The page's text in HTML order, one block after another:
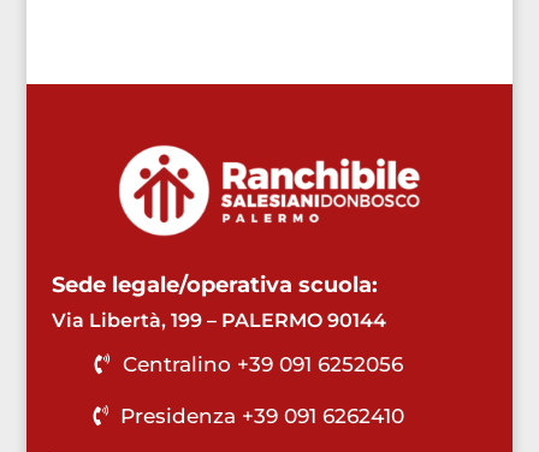
Sede legale/operativa scuola:
Via Libertà, 199 – PALERMO 90144
Centralino +39 091 6252056
Presidenza +39 091 6262410